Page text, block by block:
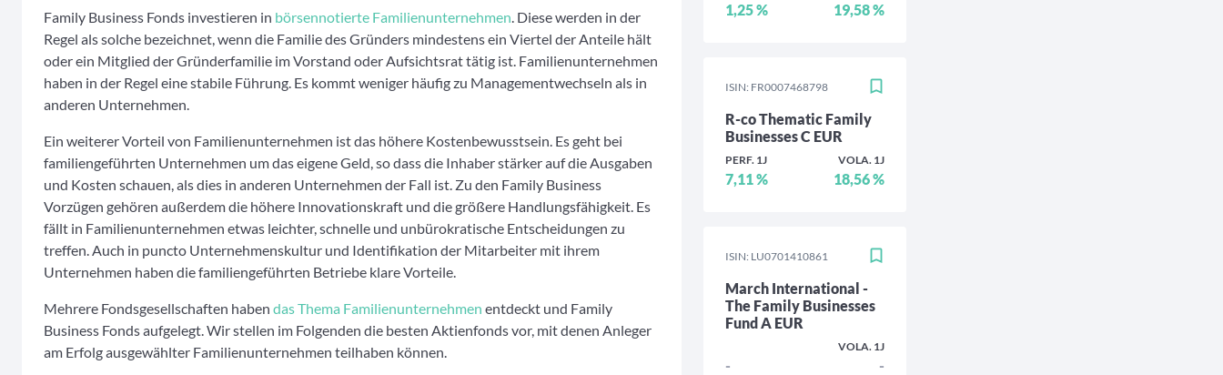
Family Business Fonds investieren in börsennotierte Familienunternehmen . Diese werden in der
Regel als solche bezeichnet, wenn die Familie des Gründers mindestens ein Viertel der Anteile hält
oder ein Mitglied der Gründerfamilie im Vorstand oder Aufsichtsrat tätig ist. Familienunternehmen
haben in der Regel eine stabile Führung. Es kommt weniger häufig zu Managementwechseln als in
anderen Unternehmen.
Ein weiterer Vorteil von Familienunternehmen ist das höhere Kostenbewusstsein. Es geht bei
familiengeführten Unternehmen um das eigene Geld, so dass die Inhaber stärker auf die Ausgaben
und Kosten schauen, als dies in anderen Unternehmen der Fall ist. Zu den Family Business
Vorzügen gehören außerdem die höhere Innovationskraft und die größere Handlungsfähigkeit. Es
fällt in Familienunternehmen etwas leichter, schnelle und unbürokratische Entscheidungen zu
treffen. Auch in puncto Unternehmenskultur und Identifikation der Mitarbeiter mit ihrem
Unternehmen haben die familiengeführten Betriebe klare Vorteile.
Mehrere Fondsgesellschaften haben das Thema Familienunternehmen entdeckt und Family
Business Fonds aufgelegt. Wir stellen im Folgenden die besten Aktienfonds vor, mit denen Anleger
am Erfolg ausgewählter Familienunternehmen teilhaben können.
1,25 % 19,58 %
ISIN: FR0007468798
R-co Thematic Family
Businesses C EUR
PERF. 1J
7,11 %
VOLA. 1J
18,56 %
ISIN: LU0701410861
March International -
The Family Businesses
Fund A EUR
-
VOLA. 1J
-